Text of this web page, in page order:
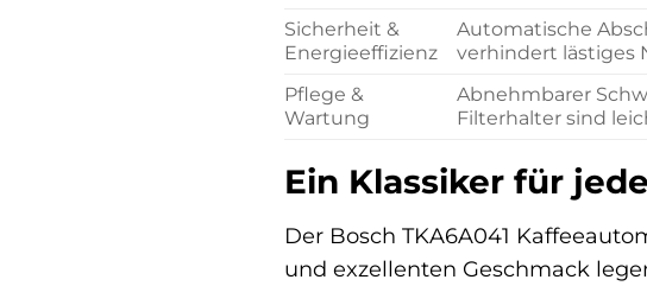
Sicherheit &
Energieeffizienz
Automatische
verhindert lästiges
Pflege &
Wartung
Abnehmbarer
Filterhalter sind
Ein Klassiker für
Der Bosch TKA6A041
und exzellenten Geschmack